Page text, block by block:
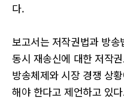
다.
보고서는 저작권법과 방
동시 재송신에 대한 저작
방송체제와 시장 경쟁 상
해야 한다고 제언하고 있